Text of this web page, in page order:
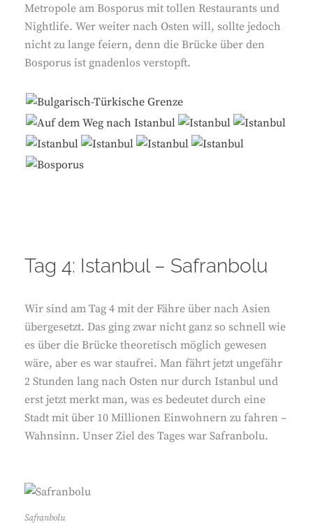
Metropole am Bosporus mit tollen Restaurants und
Nightlife. Wer weiter nach Osten will, sollte jedoch
nicht zu lange feiern, denn die Brücke über den
Bosporus ist gnadenlos verstopft.
Tag 4: Istanbul – Safranbolu
Wir sind am Tag 4 mit der Fähre über nach Asien
übergesetzt. Das ging zwar nicht ganz so schnell wie
es über die Brücke theoretisch möglich gewesen
wäre, aber es war staufrei. Man fährt jetzt ungefähr
2 Stunden lang nach Osten nur durch Istanbul und
erst jetzt merkt man, was es bedeutet durch eine
Stadt mit über 10 Millionen Einwohnern zu fahren –
Wahnsinn. Unser Ziel des Tages war Safranbolu.
Safranbolu